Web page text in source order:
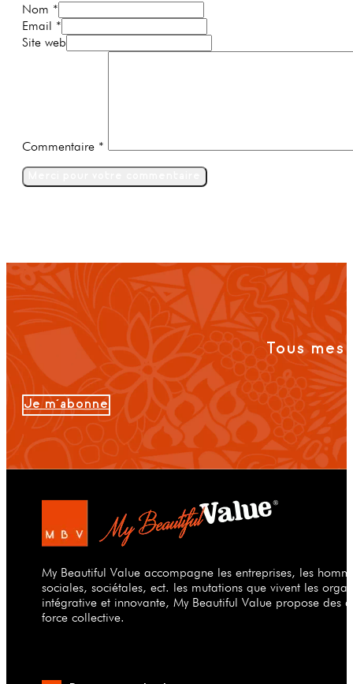
Nom *
Email *
Site web
Commentaire *
Tous
Je m'abonne
My Beautiful Value accompagne les entreprises, les
sociales, sociétales, ect. les mutations que vivent les
intégrative et innovante, My Beautiful Value propose des
force collective.